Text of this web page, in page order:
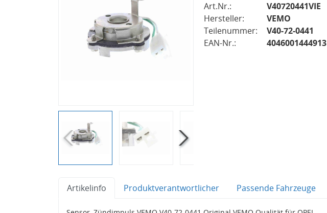
Art.Nr.:
V40720441VIE
Hersteller:
VEMO
Teilenummer:
V40-72-0441
EAN-Nr.:
4046001444913
Artikelinfo Produktverantwortlicher Passende Fahrzeuge